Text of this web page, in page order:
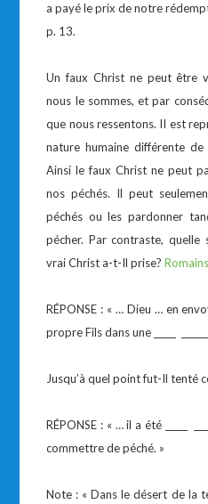
a payé le prix de notre
p. 13.
Un faux Christ ne peut être
nous le sommes, et par
que nous ressentons. II est
nature humaine différente
Ainsi le faux Christ ne peut
nos péchés. Il peut
péchés ou les pardonner
pécher. Par contraste,
vrai Christ a-t-Il prise?
RÉPONSE : « … Dieu … en
propre Fils dans une _____
Jusqu’à quel point fut-Il tenté
RÉPONSE : « … il a été _____
commettre de péché. »
Note : « Dans le désert de la